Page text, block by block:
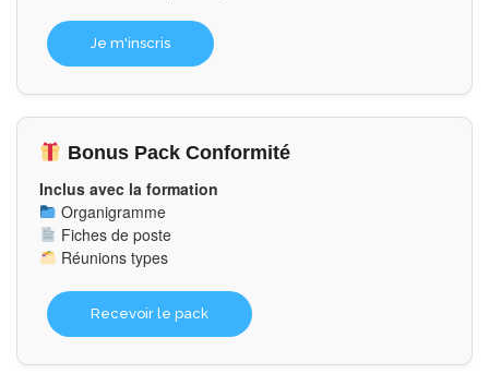
Je m'inscris
Bonus Pack Conformité
Inclus avec la formation
Organigramme
Fiches de poste
Réunions types
Recevoir le pack